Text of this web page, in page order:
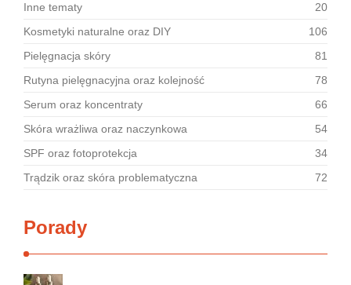
Inne tematy
20
Kosmetyki naturalne oraz DIY
106
Pielęgnacja skóry
81
Rutyna pielęgnacyjna oraz kolejność
78
Serum oraz koncentraty
66
Skóra wrażliwa oraz naczynkowa
54
SPF oraz fotoprotekcja
34
Trądzik oraz skóra problematyczna
72
Porady